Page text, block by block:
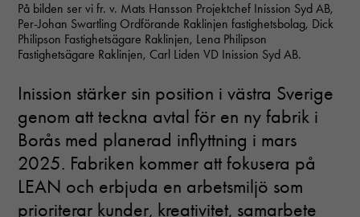
På bilden ser vi fr. v. Mats Hansson Projektchef Inission Syd AB,
Per-Johan Swartling Ordförande Raklinjen fastighetsbolag, Dick
Philipson Fastighetsägare Raklinjen, Lena Philipson
Fastighetsägare Raklinjen, Carl Liden VD Inission Syd AB.
Inission stärker sin position i västra Sverige
genom att teckna avtal för en ny fabrik i
Borås med planerad inflyttning i mars
2025. Fabriken kommer att fokusera på
LEAN och erbjuda en arbetsmiljö som
prioriterar kunder, kreativitet, samarbete